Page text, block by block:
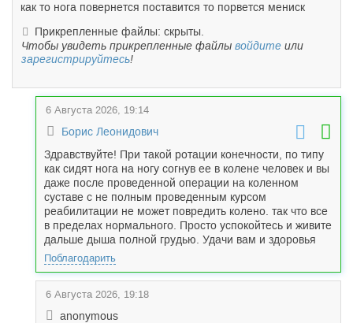
как то нога повернется поставится то порвется мениск
Прикрепленные файлы: скрыты.
Чтобы увидеть прикрепленные файлы войдите или
зарегистрируйтесь!
6 Августа 2026, 19:14
Борис Леонидович
Здравствуйте! При такой ротации конечности, по типу
как сидят нога на ногу согнув ее в колене человек и вы
даже после проведенной операции на коленном
суставе с не полным проведенным курсом
реабилитации не может повредить колено. так что все
в пределах нормального. Просто успокойтесь и живите
дальше дыша полной грудью. Удачи вам и здоровья
Поблагодарить
6 Августа 2026, 19:18
anonymous